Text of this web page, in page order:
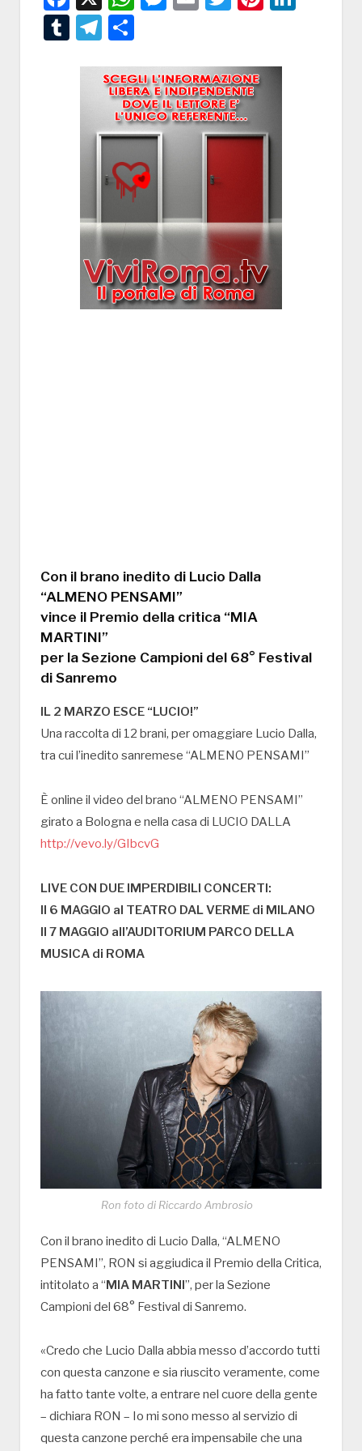
TumblrTelegram
Con il brano inedito di Lucio Dalla
“ALMENO PENSAMI”
vince il Premio della critica “MIA
MARTINI”
per la Sezione Campioni del 68° Festival
di Sanremo
IL 2 MARZO ESCE “LUCIO!”
Una raccolta di 12 brani, per omaggiare Lucio Dalla,
tra cui l’inedito sanremese “ALMENO PENSAMI”
È online il video del brano “ALMENO PENSAMI”
girato a Bologna e nella casa di LUCIO DALLA
http://vevo.ly/GIbcvG
LIVE CON DUE IMPERDIBILI CONCERTI:
Il 6 MAGGIO al TEATRO DAL VERME di MILANO
Il 7 MAGGIO all’AUDITORIUM PARCO DELLA
MUSICA di ROMA
Ron foto di Riccardo Ambrosio
Con il brano inedito di Lucio Dalla, “ALMENO
PENSAMI”, RON si aggiudica il Premio della Critica,
intitolato a “MIA MARTINI”, per la Sezione
Campioni del 68° Festival di Sanremo.
«Credo che Lucio Dalla abbia messo d’accordo tutti
con questa canzone e sia riuscito veramente, come
ha fatto tante volte, a entrare nel cuore della gente
– dichiara RON – Io mi sono messo al servizio di
questa canzone perché era impensabile che una